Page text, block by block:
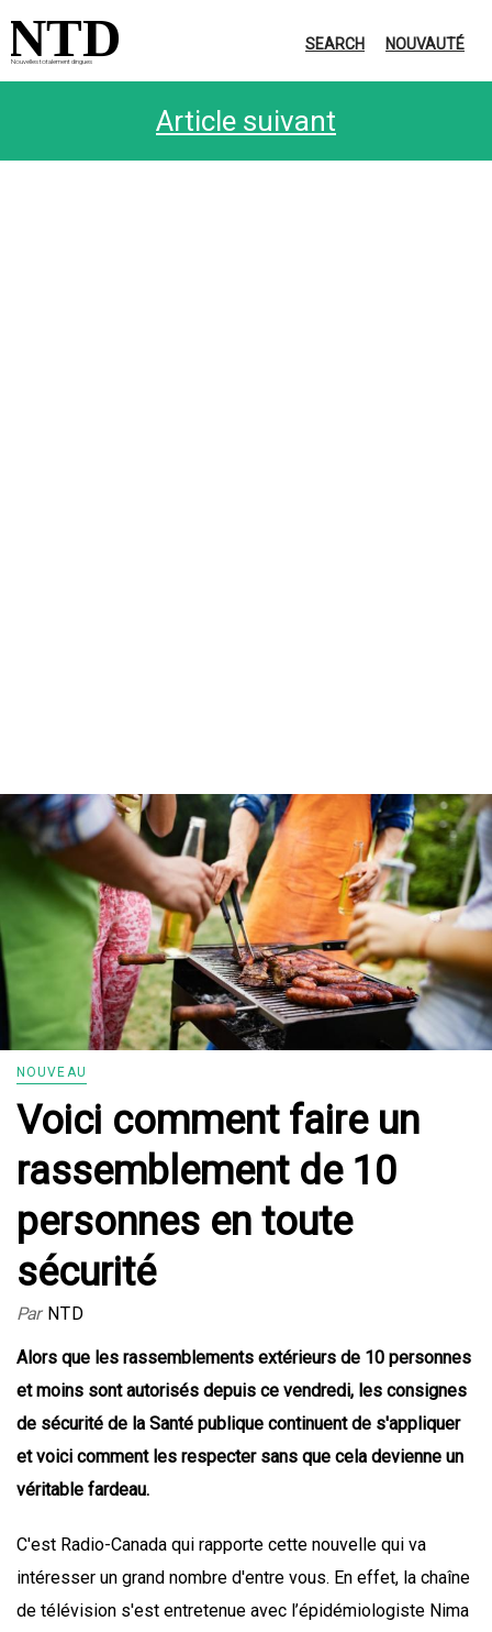
Nouvelles totalement dingues
NTD SEARCH NOUVAUTÉ
NOUVEAU
Voici comment faire un
rassemblement de 10
personnes en toute
sécurité
Par NTD
Alors que les rassemblements extérieurs de 10 personnes
et moins sont autorisés depuis ce vendredi, les consignes
de sécurité de la Santé publique continuent de s'appliquer
et voici comment les respecter sans que cela devienne un
véritable fardeau.
C'est Radio-Canada qui rapporte cette nouvelle qui va
intéresser un grand nombre d'entre vous. En effet, la chaîne
de télévision s'est entretenue avec l’épidémiologiste Nima
Article suivant